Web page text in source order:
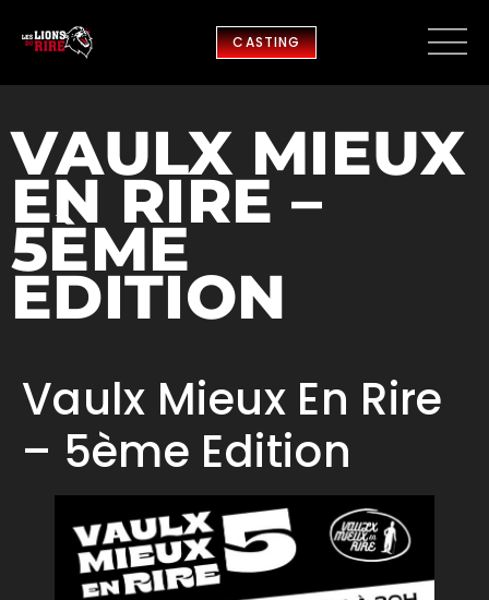
CASTING
VAULX MIEUX
EN RIRE –
5ÈME
EDITION
Vaulx Mieux En Rire
– 5ème Edition